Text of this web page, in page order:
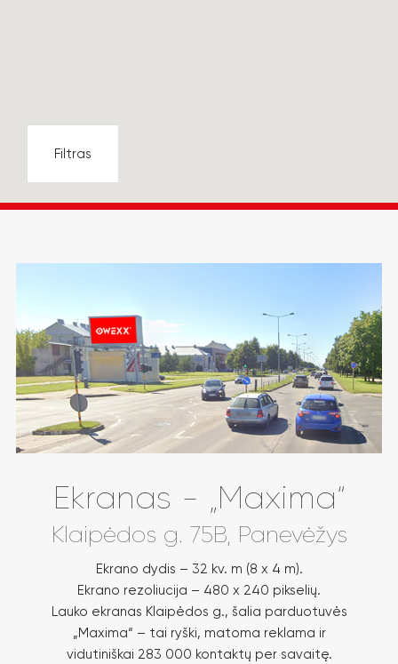
Filtras
Ekranas - „Maxima“
Klaipėdos g. 75B, Panevėžys
Ekrano dydis – 32 kv. m (8 x 4 m).
Ekrano rezoliucija – 480 x 240 pikselių.
Lauko ekranas Klaipėdos g., šalia parduotuvės
„Maxima“ – tai ryški, matoma reklama ir
vidutiniškai 283 000 kontaktų per savaitę.